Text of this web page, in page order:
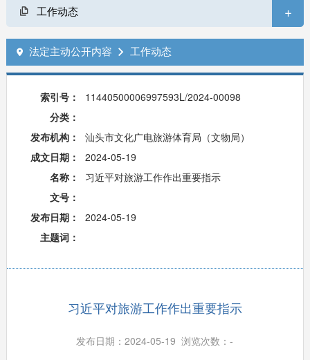
工作动态 +
 法定主动公开内容  工作动态
索引号：
11440500006997593L/2024-00098
分类：
发布机构：
汕头市文化广电旅游体育局（文物局）
成文日期：
2024-05-19
名称：
习近平对旅游工作作出重要指示
文号：
发布日期：
2024-05-19
主题词：
习近平对旅游工作作出重要指示
发布日期：2024-05-19 浏览次数：-